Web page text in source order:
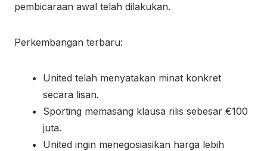
pembicaraan awal telah dilakukan.
Perkembangan terbaru:
United telah menyatakan minat konkret
secara lisan.
Sporting memasang klausa rilis sebesar €100
juta.
United ingin menegosiasikan harga lebih